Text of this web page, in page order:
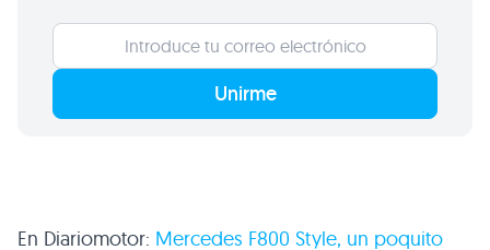
Unirme
En Diariomotor: Mercedes F800 Style, un poquito